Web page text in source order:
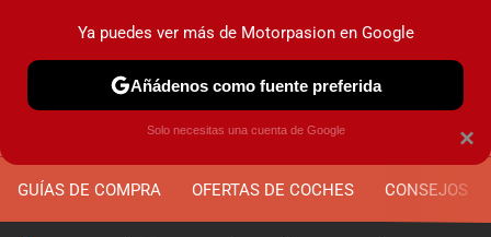
GUÍAS DE COMPRA OFERTAS DE COCHES CONSEJOS
×
Ya puedes ver más de Motorpasion en Google
Añádenos como fuente preferida
Solo necesitas una cuenta de Google